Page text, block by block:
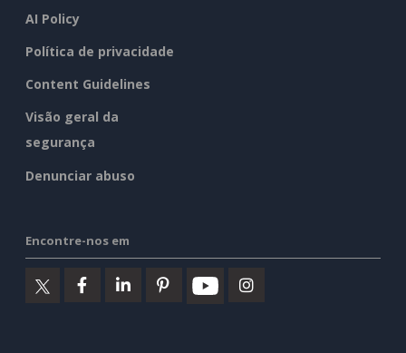
AI Policy
Política de privacidade
Content Guidelines
Visão geral da
segurança
Denunciar abuso
Encontre-nos em